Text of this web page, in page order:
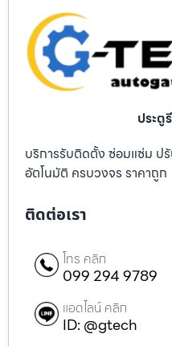
ประตู
บริการรับติดตั้ง ซ่อมแซ่ม ป
อัตโนมัติ ครบวงจร ราคาถูก
ติดต่อเรา
โทร คลิก
099 294 9789
แอดไลน์ คลิก
ID: @gtech